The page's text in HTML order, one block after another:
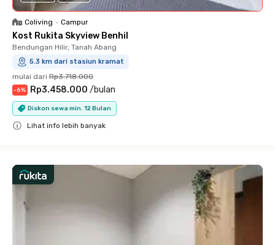
Coliving • Campur
Kost Rukita Skyview Benhil
Bendungan Hilir, Tanah Abang
5.3 km dari stasiun kramat
mulai dari Rp3.718.000
-6% Rp3.458.000 /bulan
Diskon sewa min. 12 Bulan
Lihat info lebih banyak